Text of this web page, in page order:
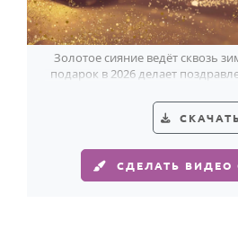
Золотое сияние ведёт сквозь
подарок в 2026 делает
СДЕЛАТЬ ВИДЕО